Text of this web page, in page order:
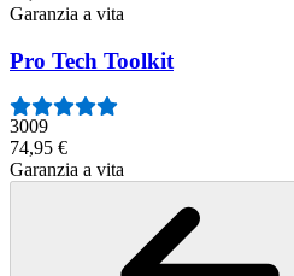
Garanzia a vita
Pro Tech Toolkit
3009
74,95 €
Garanzia a vita